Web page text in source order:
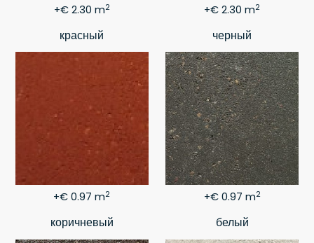
+€ 2.30 m2 +€ 2.30 m2
красный
+€ 0.97 m2
черный
+€ 0.97 m2
коричневый белый